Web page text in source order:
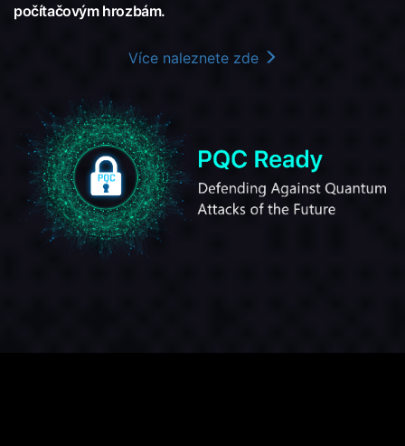
počítačovým hrozbám.
Více naleznete zde